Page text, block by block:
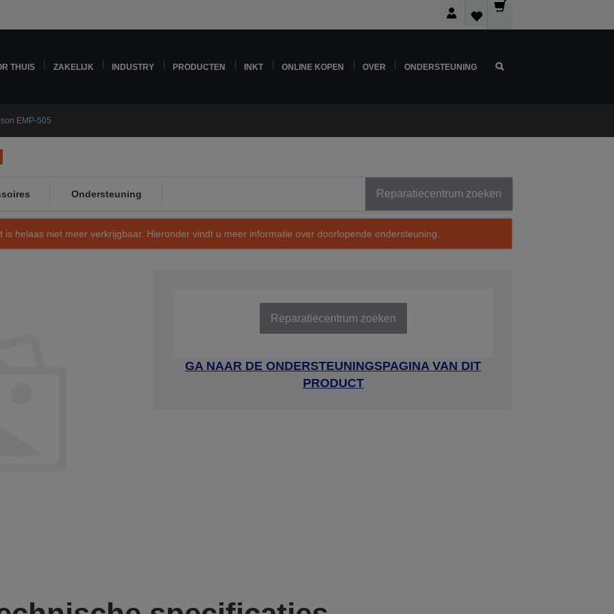
THUIS ZAKELIJK INDUSTRY PRODUCTEN INKT ONLINE KOPEN OVER ONDERSTEUNING
EMP-505
Ondersteuning Reparatiecentrum zoeken
helaas niet meer verkrijgbaar. Hieronder vindt u meer informatie over doorlopende ondersteuning.
Reparatiecentrum zoeken
GA NAAR DE ONDERSTEUNINGSPAGINA VAN DIT
PRODUCT